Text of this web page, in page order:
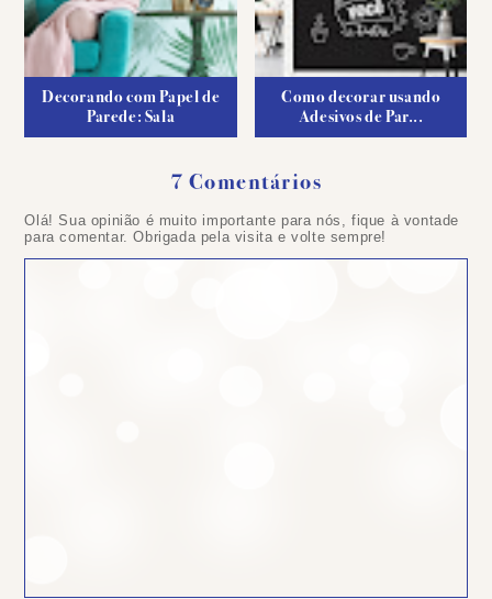
Decorando com Papel de
Parede: Sala
Como decorar usando
Adesivos de Par...
7 Comentários
Olá! Sua opinião é muito importante para nós, fique à vontade
para comentar. Obrigada pela visita e volte sempre!